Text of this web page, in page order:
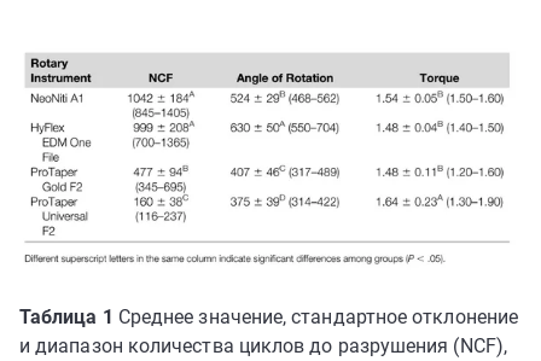
Таблица 1 Среднее значение, стандартное отклонение
и диапазон количества циклов до разрушения (NCF),